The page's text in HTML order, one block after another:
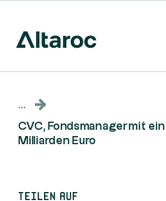
...
CVC, Fondsmanager mit
Milliarden Euro
teilen auf